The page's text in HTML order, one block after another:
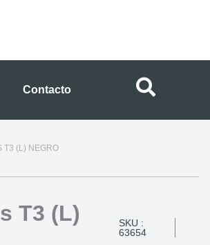
Contacto
T3 (L) NEGRO
T3 (L)
SKU :
63654